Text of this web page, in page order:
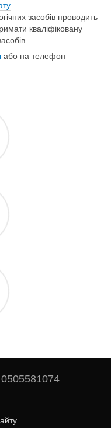
засобів проводить
кваліфіковану
або на телефон